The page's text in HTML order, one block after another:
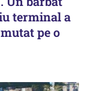
terminal a
pe o